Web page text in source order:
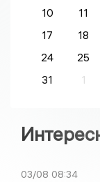
10
11
17
18
24
25
31
1
03/08 08:34